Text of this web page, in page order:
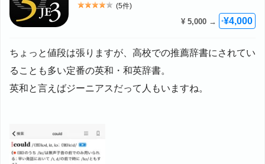
評価: 4
(5件)
¥ 5,000 → +¥4,000
ちょっと値段は張りますが、高校での推薦辞書にされてい
ることも多い定番の英和・和英辞書。
英和と言えばジーニアスだって人もいますね。